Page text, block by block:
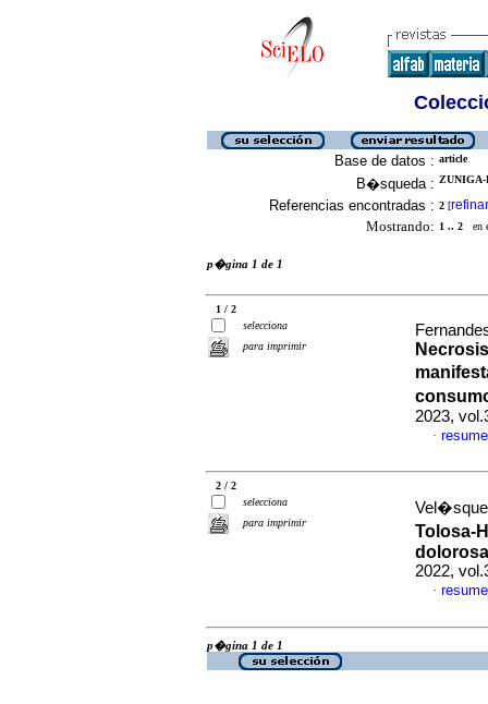
Base de datos : article
B�squeda :
Referencias encontradas : 2 [refinar
Mostrando: 1 .. 2 en
p�gina 1 de 1
1 / 2
selecciona
para imprimir
2023,
·
2 / 2
selecciona
para imprimir
Tolosa-
2022,
·
p�gina 1 de 1